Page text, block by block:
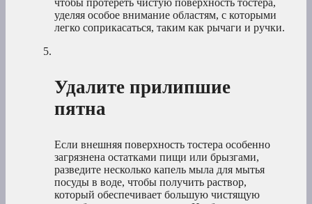
чтобы протереть чистую поверхность тостера,
уделяя особое внимание областям, с которыми
легко соприкасаться, таким как рычаги и ручки.
Удалите прилипшие
пятна
Если внешняя поверхность тостера особенно
загрязнена остатками пищи или брызгами,
разведите несколько капель мыла для мытья
посуды в воде, чтобы получить раствор,
который обеспечивает большую чистящую